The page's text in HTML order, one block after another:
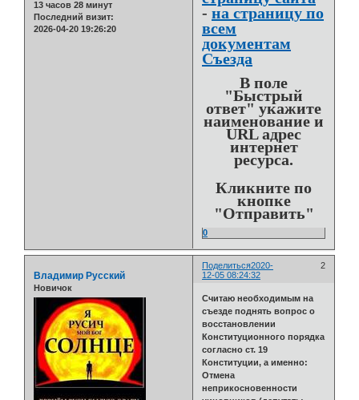
13 часов 28 минут
Последний визит:
2026-04-20 19:26:20
-на страницу по
всем
документам
Съезда
В поле
"Быстрый
ответ" укажите
наименование и
URL адрес
интернет
ресурса.
Кликните по
кнопке
"Отправить"
0
Поделиться 2
2020-
12-05 08:24:32
Владимир Русский
Новичок
Считаю необходимым на
съезде поднять вопрос о
восстановлении
Конституционного порядка
согласно ст. 19
Конституции, а именно:
Отмена
неприкосновенности